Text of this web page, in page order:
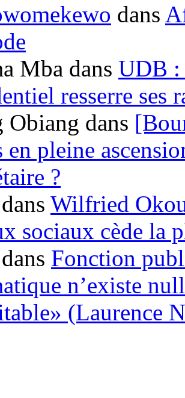
dans
Mba dans UDB :
resserre ses
Obiang dans
en pleine
?
dans Wilfried
sociaux cède la
dans Fonction
n’existe
(Laurence